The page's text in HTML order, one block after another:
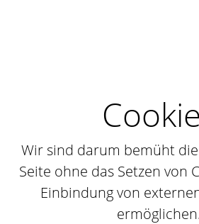
Wir sind darum bemüht
Seite ohne das Setzen von
Einbindung von
ermöglichen.